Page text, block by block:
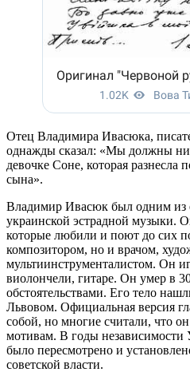
Отец Владимира Ивасюка,
однажды сказал: «Мы должны
девочке Соне, которая разнесла
сына».
Владимир Ивасюк был одним из
украинской эстрадной музыки.
которые любили и поют до сих
композитором, но и врачом,
мультиинструменталистом. Он
виолончели, гитаре. Он умер в
обстоятельствами. Его тело
Львовом. Официальная версия
собой, но многие считали, что
мотивам. В годы независимости
было пересмотрено и
советской власти.